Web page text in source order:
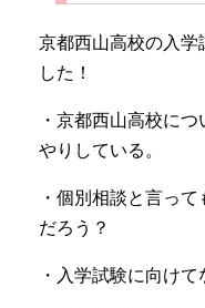
京都西山高校の入学
した！
・京都西山高校に
やりしている。
・個別相談と言っ
だろう？
・入学試験に向け